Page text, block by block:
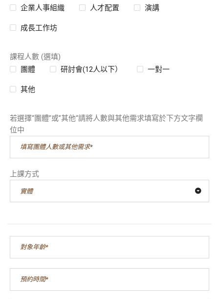
企業人事組織 人才配置 演講
成長工作坊
課程人數 (選填)
團體
研討會(12人以下） 一對一
其他
若選擇“團體”或”其他“請將人數與其他需求填寫於下方文字欄
位中
上課方式
實體